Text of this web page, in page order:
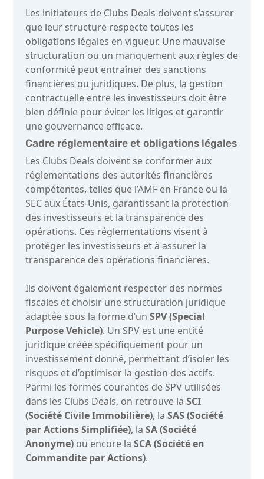
Les initiateurs de Clubs Deals doivent s’assurer
que leur structure respecte toutes les
obligations légales en vigueur. Une mauvaise
structuration ou un manquement aux règles de
conformité peut entraîner des sanctions
financières ou juridiques. De plus, la gestion
contractuelle entre les investisseurs doit être
bien définie pour éviter les litiges et garantir
une gouvernance efficace.
Cadre réglementaire et obligations légales
Les Clubs Deals doivent se conformer aux
réglementations des autorités financières
compétentes, telles que l’AMF en France ou la
SEC aux États-Unis, garantissant la protection
des investisseurs et la transparence des
opérations. Ces réglementations visent à
protéger les investisseurs et à assurer la
transparence des opérations financières.
Ils doivent également respecter des normes
fiscales et choisir une structuration juridique
adaptée sous la forme d’un SPV (Special
Purpose Vehicle). Un SPV est une entité
juridique créée spécifiquement pour un
investissement donné, permettant d’isoler les
risques et d’optimiser la gestion des actifs.
Parmi les formes courantes de SPV utilisées
dans les Clubs Deals, on retrouve la SCI
(Société Civile Immobilière), la SAS (Société
par Actions Simplifiée), la SA (Société
Anonyme)ou encore la SCA (Société en
Commandite par Actions).